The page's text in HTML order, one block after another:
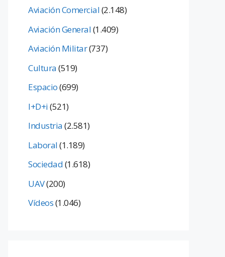
Aviación Comercial(2.148)
Aviación General(1.409)
Aviación Militar(737)
Cultura(519)
Espacio(699)
I+D+i(521)
Industria(2.581)
Laboral(1.189)
Sociedad(1.618)
UAV(200)
Vídeos(1.046)